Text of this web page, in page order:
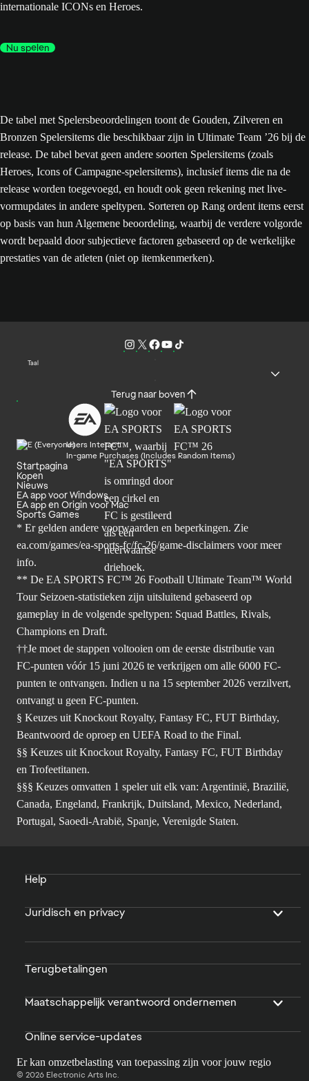
internationale ICONs en Heroes.
Nu spelen
De tabel met Spelersbeoordelingen toont de Gouden, Zilveren en
Bronzen Spelersitems die beschikbaar zijn in Ultimate Team ’26 bij de
release. De tabel bevat geen andere soorten Spelersitems (zoals
Heroes, Icons of Campagne-spelersitems), inclusief items die na de
release worden toegevoegd, en houdt ook geen rekening met live-
vormupdates in andere speltypen. Sorteren op Rang ordent items eerst
op basis van hun Algemene beoordeling, waarbij de verdere volgorde
wordt bepaald door subjectieve factoren gebaseerd op de werkelijke
prestaties van de atleten (niet op itemkenmerken).
Taal
Terug naar boven
Users Interact
In-game Purchases (Includes Random Items)
Startpagina
Kopen
Nieuws
EA app voor Windows
EA app en Origin voor Mac
Sports Games
* Er gelden andere voorwaarden en beperkingen. Zie
ea.com/games/ea-sports-fc/fc-26/game-disclaimers voor meer
info.
** De EA SPORTS FC™ 26 Football Ultimate Team™ World
Tour Seizoen-statistieken zijn uitsluitend gebaseerd op
gameplay in de volgende speltypen: Squad Battles, Rivals,
Champions en Draft.
††Je moet de stappen voltooien om de eerste distributie van
FC-punten vóór 15 juni 2026 te verkrijgen om alle 6000 FC-
punten te ontvangen. Indien u na 15 september 2026 verzilvert,
ontvangt u geen FC-punten.
§ Keuzes uit Knockout Royalty, Fantasy FC, FUT Birthday,
Beantwoord de oproep en UEFA Road to the Final.
§§ Keuzes uit Knockout Royalty, Fantasy FC, FUT Birthday
en Trofeetitanen.
§§§ Keuzes omvatten 1 speler uit elk van: Argentinië, Brazilië,
Canada, Engeland, Frankrijk, Duitsland, Mexico, Nederland,
Portugal, Saoedi-Arabië, Spanje, Verenigde Staten.
Help
Juridisch en privacy
Terugbetalingen
Maatschappelijk verantwoord ondernemen
Online service-updates
Er kan omzetbelasting van toepassing zijn voor jouw regio
© 2026 Electronic Arts Inc.